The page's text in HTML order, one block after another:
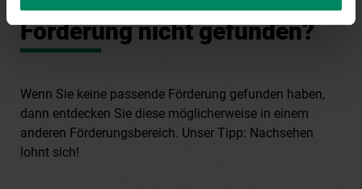
Förderung nicht gefunden?
Wenn Sie keine passende Förderung gefunden haben,
dann entdecken Sie diese möglicherweise in einem
anderen Förderungsbereich. Unser Tipp: Nachsehen
lohnt sich!